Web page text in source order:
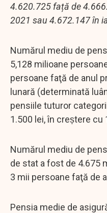
4.620.725 față de
2021 sau 4.672.147 în
Numărul mediu de
5,128 milioane
persoane faţă de anul
lunară (determinată
pensiile tuturor
1.500 lei, în creṣtere cu
Numărul mediu de
de stat a fost de 4.675
3 mii persoane faţă de
Pensia medie de